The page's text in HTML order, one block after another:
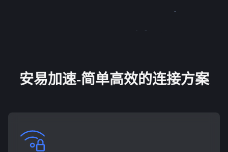
安易加速-简单高效的连接方案